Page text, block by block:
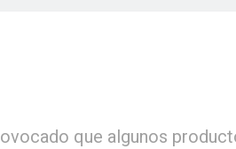
que algunos